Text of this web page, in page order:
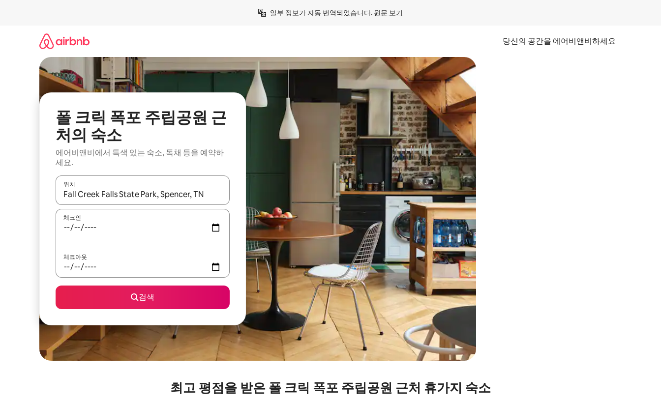
일부 정보가 자동 번역되었습니다. 원문 보기
당신의 공간을 에어비앤비하세요
폴 크릭 폭포 주립공원 근
처의 숙소
에어비앤비에서 특색 있는 숙소, 독채 등을 예약하
세요.
위치
결과가 나오면 위·아래 화살표 키를 사용하거나 터치 또는 스와이프 동작으로 탐색하세요.
체크인
체크아웃
검색
최고 평점을 받은 폴 크릭 폭포 주립공원 근처 휴가지 숙소